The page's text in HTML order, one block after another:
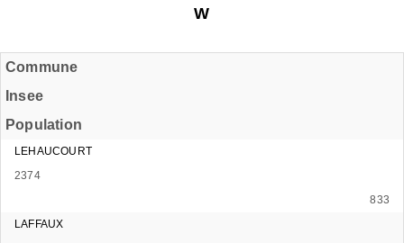
W
Commune
Insee
Population
LEHAUCOURT
2374
833
LAFFAUX